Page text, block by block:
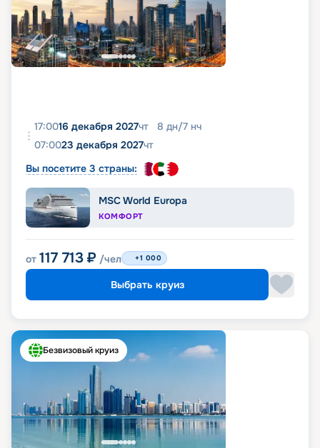
17:0016 декабря 2027чт 8 дн/7 нч
07:0023 декабря 2027чт
Вы посетите 3 страны:
MSC World Europa
КОМФОРТ
от 117 713 ₽ /чел +1 000
Выбрать круиз
Безвизовый круиз